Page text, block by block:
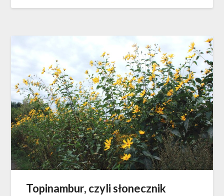
Topinambur, czyli słonecznik